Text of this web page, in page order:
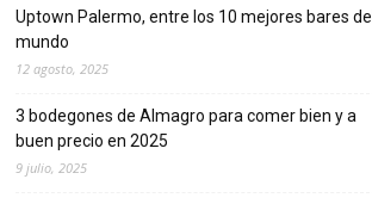
Uptown Palermo, entre los 10 mejores bares del
mundo
12 agosto, 2025
3 bodegones de Almagro para comer bien y a
buen precio en 2025
9 julio, 2025